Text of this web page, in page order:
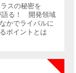
スの秘密を
語る！ 開発領域
かでライバルに
ポイントとは